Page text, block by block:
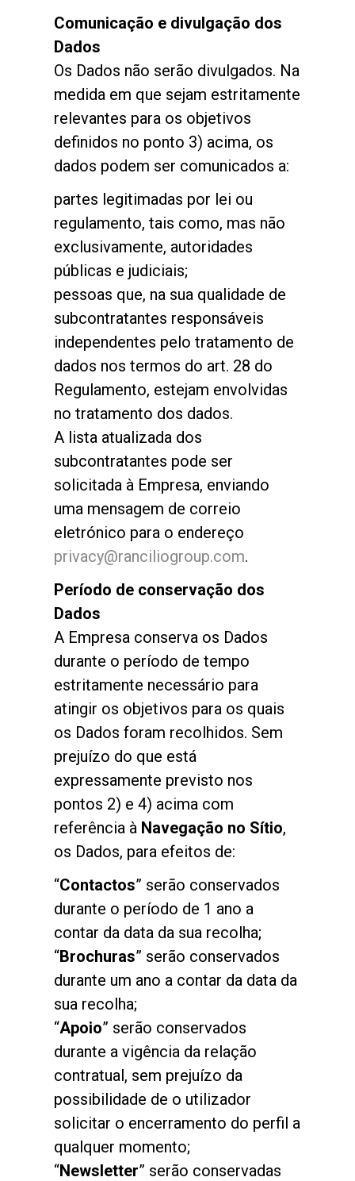
Comunicação e divulgação dos
Dados
Os Dados não serão divulgados. Na
medida em que sejam estritamente
relevantes para os objetivos
definidos no ponto 3) acima, os
dados podem ser comunicados a:
partes legitimadas por lei ou
regulamento, tais como, mas não
exclusivamente, autoridades
públicas e judiciais;
pessoas que, na sua qualidade de
subcontratantes responsáveis
independentes pelo tratamento de
dados nos termos do art. 28 do
Regulamento, estejam envolvidas
no tratamento dos dados.
A lista atualizada dos
subcontratantes pode ser
solicitada à Empresa, enviando
uma mensagem de correio
eletrónico para o endereço
privacy@ranciliogroup.com.
Período de conservação dos
Dados
A Empresa conserva os Dados
durante o período de tempo
estritamente necessário para
atingir os objetivos para os quais
os Dados foram recolhidos. Sem
prejuízo do que está
expressamente previsto nos
pontos 2) e 4) acima com
referência à Navegação no Sítio,
os Dados, para efeitos de:
“Contactos” serão conservados
durante o período de 1 ano a
contar da data da sua recolha;
“Brochuras” serão conservados
durante um ano a contar da data da
sua recolha;
“Apoio” serão conservados
durante a vigência da relação
contratual, sem prejuízo da
possibilidade de o utilizador
solicitar o encerramento do perfil a
qualquer momento;
“Newsletter” serão conservadas